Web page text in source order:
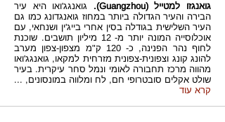
גואנגזו למטייל(Guangzhou).
גואנגג'ואו היא עיר
הבירה והעיר הגדולה ביותר במחוז גואנגדונג כמו גם
העיר השלישית בגודלה בסין אחרי בייג'ין ושנחאי, עם
אוכלוסייה המונה יותר מ- 12 מיליון תושבים. שוכנת
לחוף נהר הפנינה, כ- 120 ק"מ מצפון-צפון מערב
להונג קונג וצפונית-צפונית מזרחית למקאו, גואנגג'ואו
מהווה מרכז תחבורה לאומי ונמל סחר עיקרית. בעיר
שולט אקלים סובטרופי חם, לח ומלווה במונסונים, ...
קרא עוד